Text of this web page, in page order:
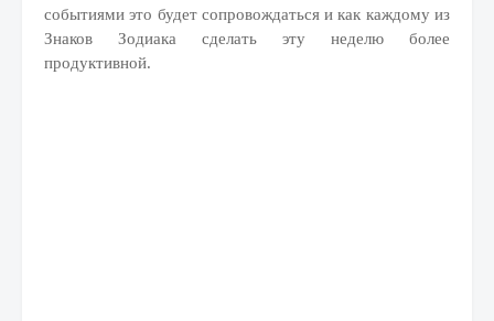
событиями это будет сопровождаться и как каждому из
Знаков Зодиака сделать эту неделю более
продуктивной.